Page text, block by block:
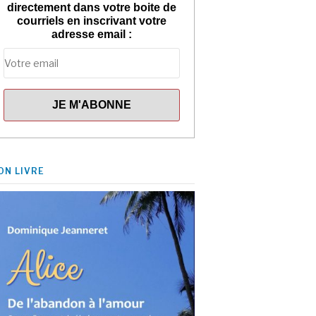
directement dans votre boite de
courriels en inscrivant votre
adresse email :
LIVRE